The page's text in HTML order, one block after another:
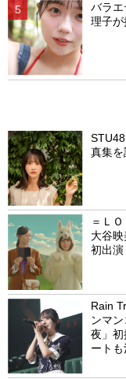
バラエ
理子が
真集を
＝Ｌ
大谷
初出演
Rain
ンマ
夜」
ートも